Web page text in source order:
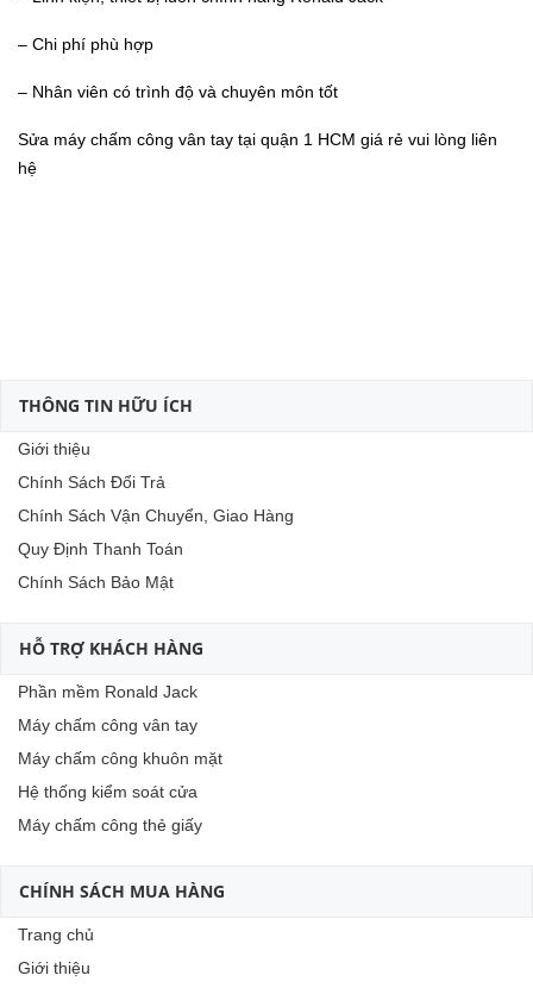
– Chi phí phù hợp
– Nhân viên có trình độ và chuyên môn tốt
Sửa máy chấm công vân tay tại quận 1 HCM giá rẻ vui lòng liên
hệ
THÔNG TIN HỮU ÍCH
Giới thiệu
Chính Sách Đổi Trả
Chính Sách Vận Chuyển, Giao Hàng
Quy Định Thanh Toán
Chính Sách Bảo Mật
HỖ TRỢ KHÁCH HÀNG
Phần mềm Ronald Jack
Máy chấm công vân tay
Máy chấm công khuôn mặt
Hệ thống kiểm soát cửa
Máy chấm công thẻ giấy
CHÍNH SÁCH MUA HÀNG
Trang chủ
Giới thiệu